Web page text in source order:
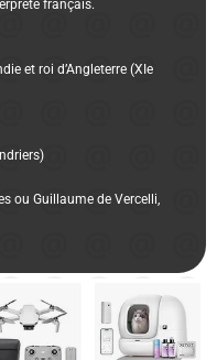
français.
et roi d’Angleterre (XIe
ou Guillaume de Vercelli,